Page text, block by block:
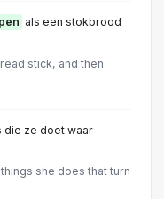
als een stokbrood
stick, and then
die ze doet waar
she does that turn